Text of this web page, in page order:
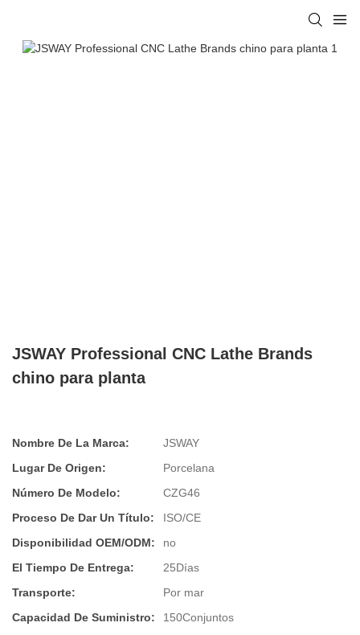
JSWAY Professional CNC Lathe Brands
chino para planta
Nombre De La Marca:
JSWAY
Lugar De Origen:
Porcelana
Número De Modelo:
CZG46
Proceso De Dar Un Título:
ISO/CE
Disponibilidad OEM/ODM:
no
El Tiempo De Entrega:
25Días
Transporte:
Por mar
Capacidad De Suministro:
150Conjuntos